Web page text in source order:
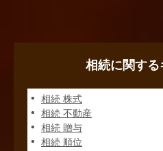
相続に関する
相続 株式
相続 不動産
相続 贈与
相続 順位